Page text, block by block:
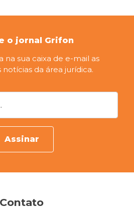
o jornal Grifon
na sua caixa de e-mail as
notícias da área jurídica.
Assinar
Contato